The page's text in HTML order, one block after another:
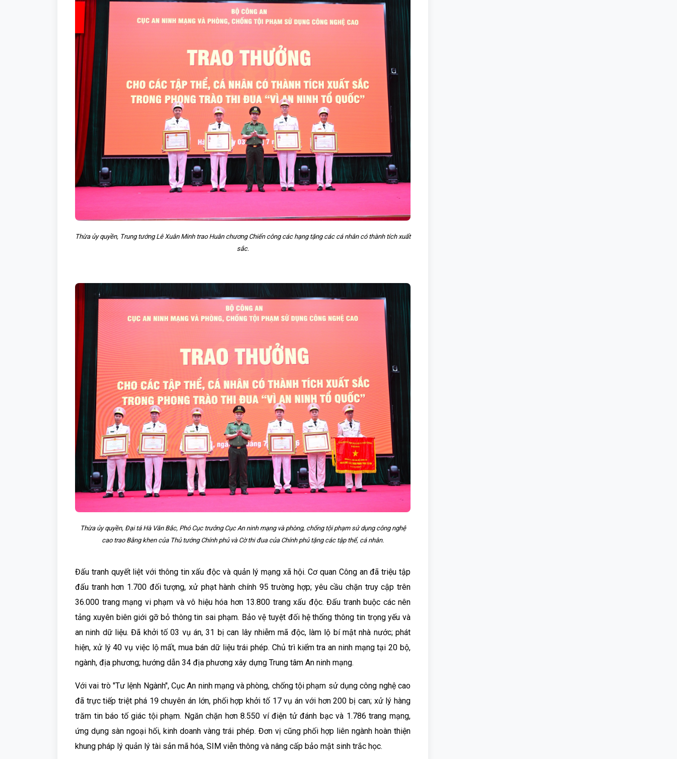
Thừa ủy quyền, Trung tướng Lê Xuân Minh trao Huân chương Chiến công các hạng tặng các cá nhân có thành tích xuất
sắc.
Thừa ủy quyền, Đại tá Hà Văn Bắc, Phó Cục trưởng Cục An ninh mạng và phòng, chống tội phạm sử dụng công nghệ
cao trao Bằng khen của Thủ tướng Chính phủ và Cờ thi đua của Chính phủ tặng các tập thể, cá nhân.
Đấu tranh quyết liệt với thông tin xấu độc và quản lý mạng xã hội. Cơ quan Công an đã triệu tập
đấu tranh hơn 1.700 đối tượng, xử phạt hành chính 95 trường hợp; yêu cầu chặn truy cập trên
36.000 trang mạng vi phạm và vô hiệu hóa hơn 13.800 trang xấu độc. Đấu tranh buộc các nên
tảng xuyên biên giới gỡ bỏ thông tin sai phạm. Bảo vệ tuyệt đối hệ thống thông tin trọng yếu và
an ninh dữ liệu. Đã khởi tố 03 vụ án, 31 bị can lây nhiễm mã độc, làm lộ bí mật nhà nước; phát
hiện, xử lý 40 vụ việc lộ mất, mua bán dữ liệu trái phép. Chủ trì kiểm tra an ninh mạng tại 20 bộ,
ngành, địa phương; hướng dẫn 34 địa phương xây dựng Trung tâm An ninh mạng.
Với vai trò "Tư lệnh Ngành", Cục An ninh mạng và phòng, chống tội phạm sử dụng công nghệ cao
đã trực tiếp triệt phá 19 chuyên án lớn, phối hợp khởi tố 17 vụ án với hơn 200 bị can; xử lý hàng
trăm tin báo tố giác tội phạm. Ngăn chặn hơn 8.550 ví điện tử đánh bạc và 1.786 trang mạng,
ứng dụng sàn ngoại hối, kinh doanh vàng trái phép. Đơn vị cũng phối hợp liên ngành hoàn thiện
khung pháp lý quản lý tài sản mã hóa, SIM viễn thông và nâng cấp bảo mật sinh trắc học.